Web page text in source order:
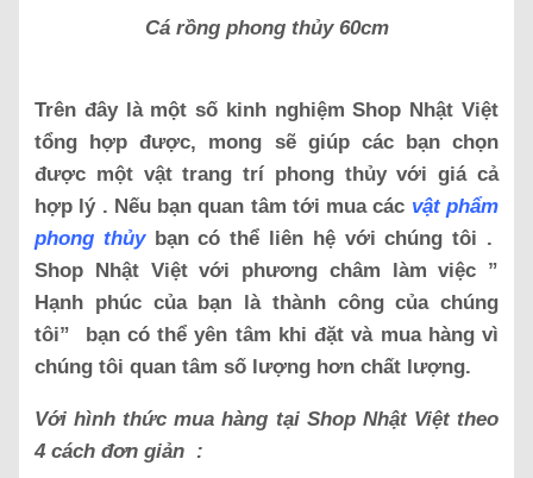
Cá rồng phong thủy 60cm
Trên đây là một số kinh nghiệm Shop Nhật Việt
tổng hợp được, mong sẽ giúp các bạn chọn
được một vật trang trí phong thủy với giá cả
hợp lý . Nếu bạn quan tâm tới mua các vật phẩm
phong thủybạn có thể liên hệ với chúng tôi .
Shop Nhật Việt với phương châm làm việc ”
Hạnh phúc của bạn là thành công của chúng
tôi” bạn có thể yên tâm khi đặt và mua hàng vì
chúng tôi quan tâm số lượng hơn chất lượng.
Với hình thức mua hàng tại Shop Nhật Việt theo
4 cách đơn giản :